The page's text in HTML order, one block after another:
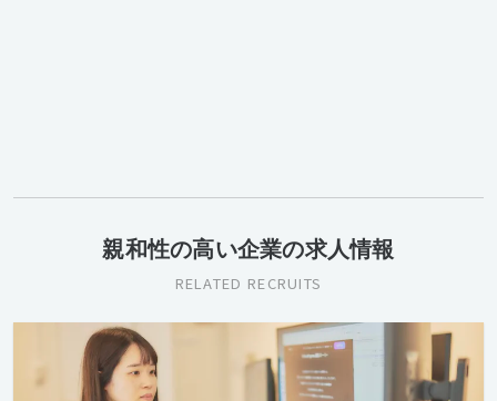
親和性の高い企業の求人情報
RELATED RECRUITS